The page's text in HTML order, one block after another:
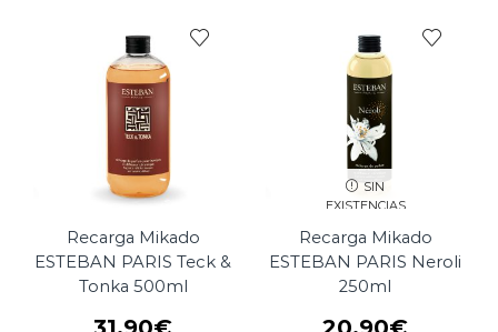
Tonka
250ml
cantidad
Recarga Mikado
ESTEBAN PARIS Teck &
Tonka 500ml
SIN
EXISTENCIAS
Recarga Mikado
ESTEBAN PARIS Neroli
250ml